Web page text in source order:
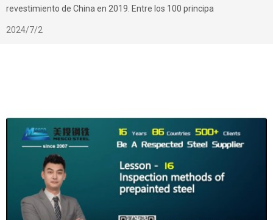
revestimiento de China en 2019. Entre los 100 principa
2024/7/2